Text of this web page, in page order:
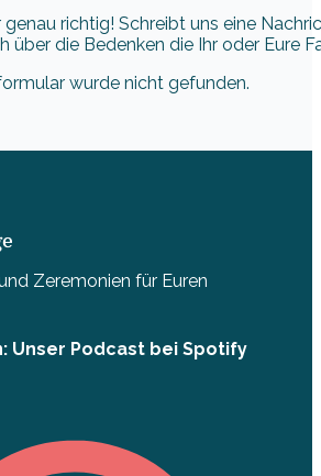
genau richtig! Schreibt uns eine
über die Bedenken die Ihr oder Eure
wurde nicht gefunden.
Zeremonien für Euren
Unser Podcast bei Spotify